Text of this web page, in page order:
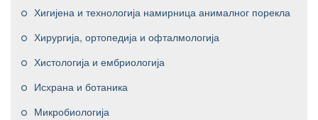
Хигијена и технологија намирница анималног порекла
Хирургија, ортопедија и офталмологија
Хистологија и ембриологија
Исхрана и ботаника
Микробиологија